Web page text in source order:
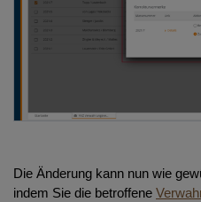
Die Änderung kann nun wie
indem Sie die betroffene